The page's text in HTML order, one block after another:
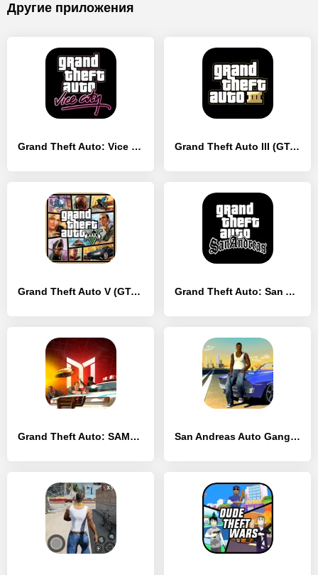
Другие приложения
Grand Theft Auto: Vice City Grand Theft Auto III (GTA 3)
Grand Theft Auto V (GTA 5) Grand Theft Auto: San Andreas
Grand Theft Auto: SAMP от Mordor RP San Andreas Auto Gang Wars: Grand Real Theft Fight